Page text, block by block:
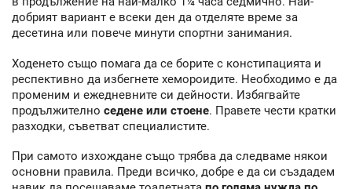
добрият вариант е всеки ден да отделяте време за
десетина или повече минути спортни занимания.
Ходенето също помага да се борите с констипацията и
респективно да избегнете хемороидите. Необходимо е да
променим и ежедневните си дейности. Избягвайте
продължително седене или стоене. Правете чести кратки
разходки, съветват специалистите.
При самото изхождане също трябва да следваме някои
основни правила. Преди всичко, добре е да си създадем